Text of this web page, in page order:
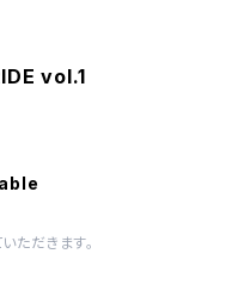
vol.1
ただきます。